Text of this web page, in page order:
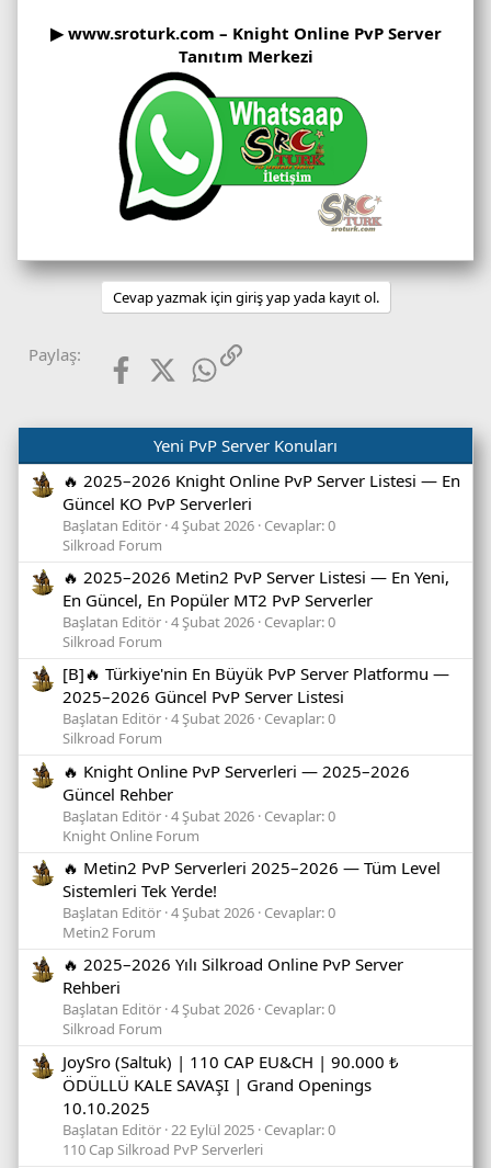
▶ www.sroturk.com – Knight Online PvP Server
Tanıtım Merkezi
Cevap yazmak için giriş yap yada kayıt ol.
Paylaş: FacebookX (Twitter)WhatsApp
Link
Yeni PvP Server Konuları
🔥 2025–2026 Knight Online PvP Server Listesi — En
Güncel KO PvP Serverleri
Başlatan Editör 4 Şubat 2026 Cevaplar: 0
Silkroad Forum
🔥 2025–2026 Metin2 PvP Server Listesi — En Yeni,
En Güncel, En Popüler MT2 PvP Serverler
Başlatan Editör 4 Şubat 2026 Cevaplar: 0
Silkroad Forum
[B]🔥 Türkiye'nin En Büyük PvP Server Platformu —
2025–2026 Güncel PvP Server Listesi
Başlatan Editör 4 Şubat 2026 Cevaplar: 0
Silkroad Forum
🔥 Knight Online PvP Serverleri — 2025–2026
Güncel Rehber
Başlatan Editör 4 Şubat 2026 Cevaplar: 0
Knight Online Forum
🔥 Metin2 PvP Serverleri 2025–2026 — Tüm Level
Sistemleri Tek Yerde!
Başlatan Editör 4 Şubat 2026 Cevaplar: 0
Metin2 Forum
🔥 2025–2026 Yılı Silkroad Online PvP Server
Rehberi
Başlatan Editör 4 Şubat 2026 Cevaplar: 0
Silkroad Forum
JoySro (Saltuk) | 110 CAP EU&CH | 90.000 ₺
ÖDÜLLÜ KALE SAVAŞI | Grand Openings
10.10.2025
Başlatan Editör 22 Eylül 2025 Cevaplar: 0
110 Cap Silkroad PvP Serverleri